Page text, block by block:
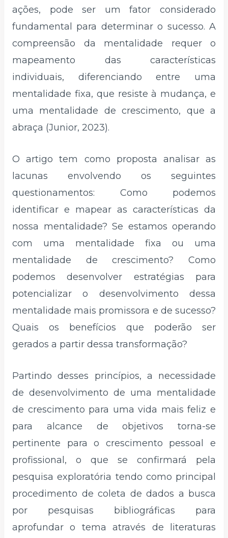
ações, pode ser um fator considerado
fundamental para determinar o sucesso. A
compreensão da mentalidade requer o
mapeamento das características
individuais, diferenciando entre uma
mentalidade fixa, que resiste à mudança, e
uma mentalidade de crescimento, que a
abraça (Junior, 2023).
O artigo tem como proposta analisar as
lacunas envolvendo os seguintes
questionamentos: Como podemos
identificar e mapear as características da
nossa mentalidade? Se estamos operando
com uma mentalidade fixa ou uma
mentalidade de crescimento? Como
podemos desenvolver estratégias para
potencializar o desenvolvimento dessa
mentalidade mais promissora e de sucesso?
Quais os benefícios que poderão ser
gerados a partir dessa transformação?
Partindo desses princípios, a necessidade
de desenvolvimento de uma mentalidade
de crescimento para uma vida mais feliz e
para alcance de objetivos torna-se
pertinente para o crescimento pessoal e
profissional, o que se confirmará pela
pesquisa exploratória tendo como principal
procedimento de coleta de dados a busca
por pesquisas bibliográficas para
aprofundar o tema através de literaturas